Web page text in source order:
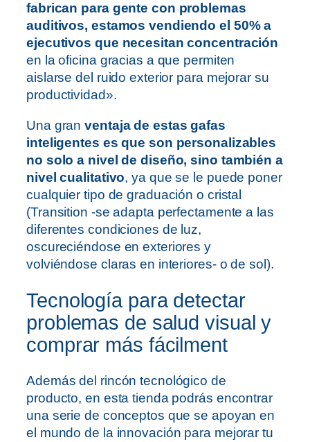
fabrican para gente con problemas
auditivos, estamos vendiendo el 50% a
ejecutivos que necesitan concentración
en la oficina gracias a que permiten
aislarse del ruido exterior para mejorar su
productividad».
Una granventaja de estas gafas
inteligentes es que son personalizables
no solo a nivel de diseño, sino también a
nivel cualitativo, ya que se le puede poner
cualquier tipo de graduación o cristal
(Transition -se adapta perfectamente a las
diferentes condiciones de luz,
oscureciéndose en exteriores y
volviéndose claras en interiores- o de sol).
Tecnología para detectar
problemas de salud visual y
comprar más fácilment
Además del rincón tecnológico de
producto, en esta tienda podrás encontrar
una serie de conceptos que se apoyan en
el mundo de la innovación para mejorar tu